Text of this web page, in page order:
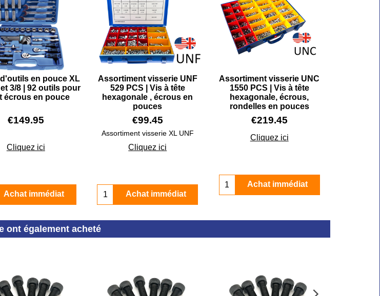
en pouce XL
et 3/8 | 92 outils pour
écrous en pouce
€149.95
Cliquez ici
Achat immédiat
Assortiment visserie UNF
529 PCS | Vis à tête
hexagonale , écrous en
pouces
€99.45
Assortiment visserie XL UNF
Cliquez ici
Achat immédiat
Assortiment visserie UNC
1550 PCS | Vis à tête
hexagonale, écrous,
rondelles en pouces
€219.45
Cliquez ici
Achat immédiat
ont également acheté